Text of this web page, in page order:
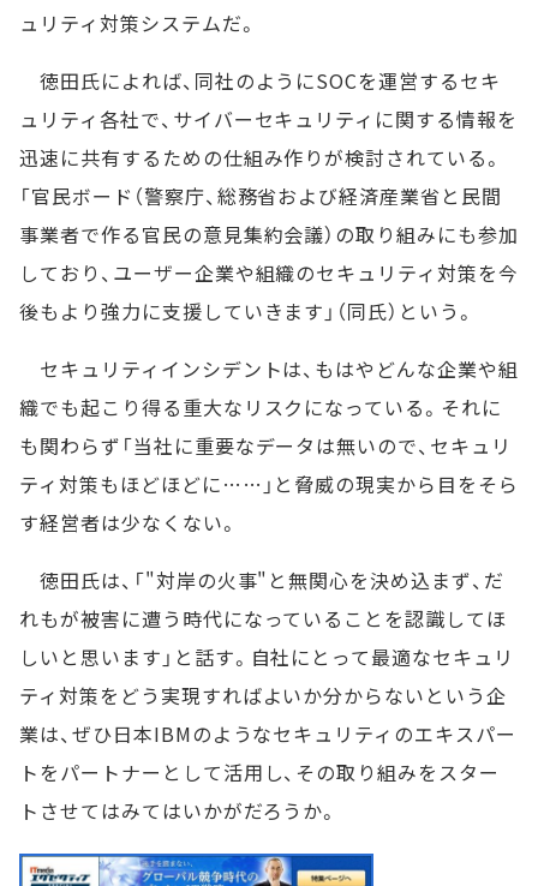
ュリティ対策システムだ。
徳田氏によれば、同社のようにSOCを運営するセキ
ュリティ各社で、サイバーセキュリティに関する情報を
迅速に共有するための仕組み作りが検討されている。
「官民ボード（警察庁、総務省および経済産業省と民間
事業者で作る官民の意見集約会議）の取り組みにも参加
しており、ユーザー企業や組織のセキュリティ対策を今
後もより強力に支援していきます」（同氏）という。
セキュリティインシデントは、もはやどんな企業や組
織でも起こり得る重大なリスクになっている。それに
も関わらず「当社に重要なデータは無いので、セキュリ
ティ対策もほどほどに……」と脅威の現実から目をそら
す経営者は少なくない。
徳田氏は、「"対岸の火事"と無関心を決め込まず、だ
れもが被害に遭う時代になっていることを認識してほ
しいと思います」と話す。自社にとって最適なセキュリ
ティ対策をどう実現すればよいか分からないという企
業は、ぜひ日本IBMのようなセキュリティのエキスパー
トをパートナーとして活用し、その取り組みをスター
トさせてはみてはいかがだろうか。